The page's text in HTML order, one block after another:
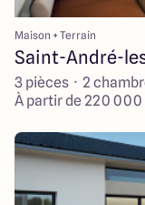
Maison + Terrain
Saint-André-
3 pièces · 2
À partir de 220